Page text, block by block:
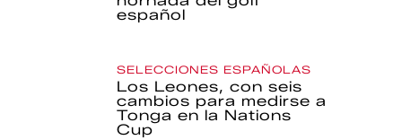
español
SELECCIONES ESPAÑOLAS
Los Leones, con seis
cambios para medirse a
Tonga en la Nations
Cup